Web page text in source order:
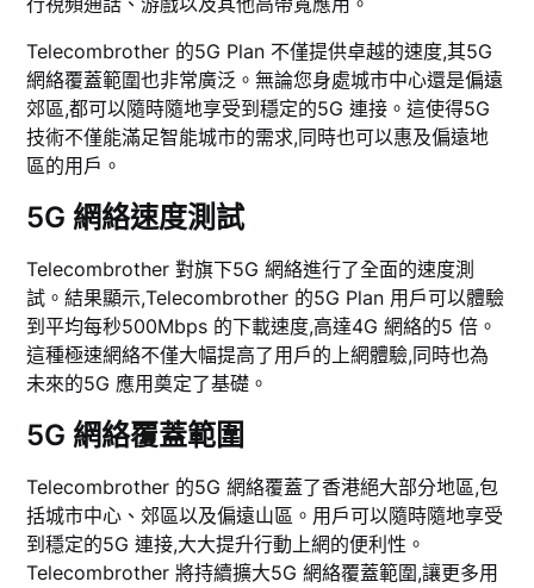
Telecombrother 的5G Plan 不僅提供卓越的速度,其5G
網絡覆蓋範圍也非常廣泛。無論您身處城市中心還是偏遠
郊區,都可以隨時隨地享受到穩定的5G 連接。這使得5G
技術不僅能滿足智能城市的需求,同時也可以惠及偏遠地
區的用戶。
5G 網絡速度測試
Telecombrother 對旗下5G 網絡進行了全面的速度測
試。結果顯示,Telecombrother 的5G Plan 用戶可以體驗
到平均每秒500Mbps 的下載速度,高達4G 網絡的5 倍。
這種極速網絡不僅大幅提高了用戶的上網體驗,同時也為
未來的5G 應用奠定了基礎。
5G 網絡覆蓋範圍
Telecombrother 的5G 網絡覆蓋了香港絕大部分地區,包
括城市中心、郊區以及偏遠山區。用戶可以隨時隨地享受
到穩定的5G 連接,大大提升行動上網的便利性。
Telecombrother 將持續擴大5G 網絡覆蓋範圍,讓更多用